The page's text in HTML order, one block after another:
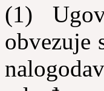
(1)
obvezuje